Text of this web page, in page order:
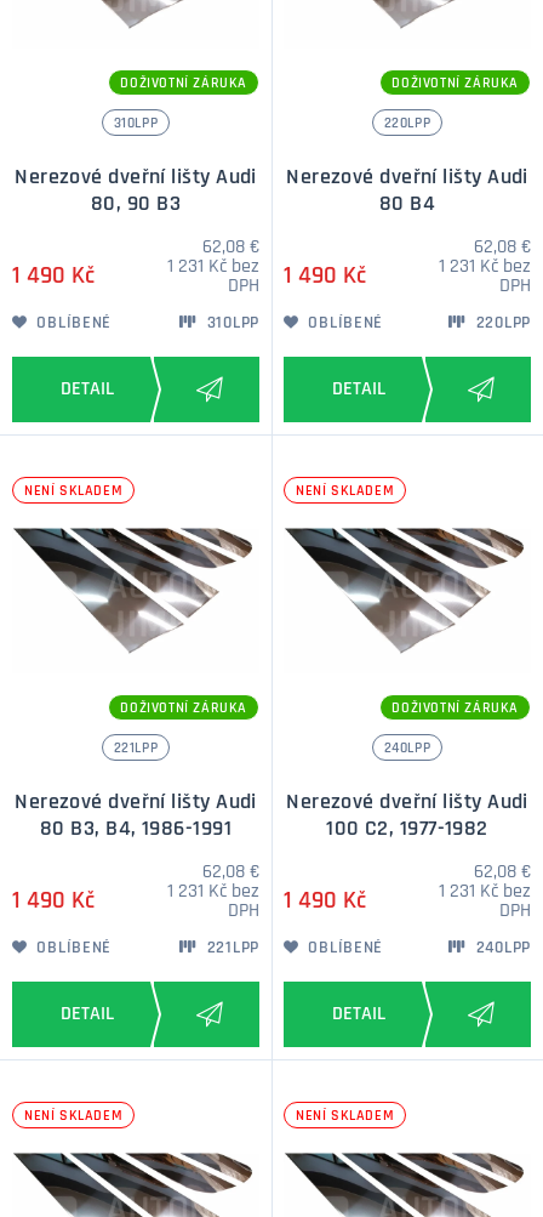
DOŽIVOTNÍ ZÁRUKA
310LPP
Nerezové dveřní lišty Audi
80, 90 B3
1 490 Kč
62,08 €
1 231 Kč bez
DPH
OBLÍBENÉ 310LPP
DOŽIVOTNÍ ZÁRUKA
220LPP
Nerezové dveřní lišty Audi
80 B4
1 490 Kč
62,08 €
1 231 Kč bez
DPH
OBLÍBENÉ 220LPP
NENÍ SKLADEM
DOŽIVOTNÍ ZÁRUKA
221LPP
Nerezové dveřní lišty Audi
80 B3, B4, 1986-1991
1 490 Kč
62,08 €
1 231 Kč bez
DPH
OBLÍBENÉ 221LPP
NENÍ SKLADEM
DOŽIVOTNÍ ZÁRUKA
240LPP
Nerezové dveřní lišty Audi
100 C2, 1977-1982
1 490 Kč
62,08 €
1 231 Kč bez
DPH
OBLÍBENÉ 240LPP
NENÍ SKLADEM NENÍ SKLADEM